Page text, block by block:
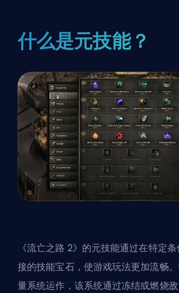
什么是元技能？
《流亡之路 2》的元技能通过在特定
接的技能宝石，使游戏玩法更加流畅
量系统运作，该系统通过冻结或燃烧